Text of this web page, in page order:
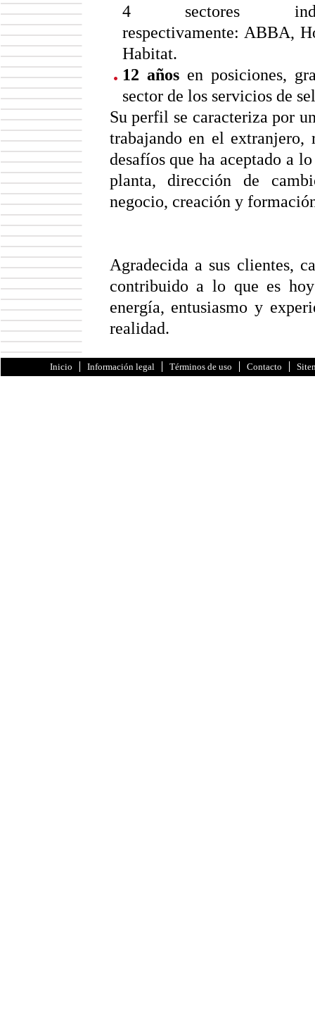
4 sectores
respectivamente: ABBA,
Habitat.
12 añosen posiciones,
sector de los servicios de
Su perfil se caracteriza por
trabajando en el extranjero,
desafíos que ha aceptado a
planta, dirección de
negocio, creación y
Agradecida a sus clientes,
contribuido a lo que es
energía, entusiasmo y
realidad.
Inicio Información legal Términos de uso Contacto